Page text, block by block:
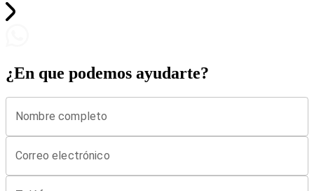
¿En que podemos ayudarte?
Nombre completo
Correo electrónico